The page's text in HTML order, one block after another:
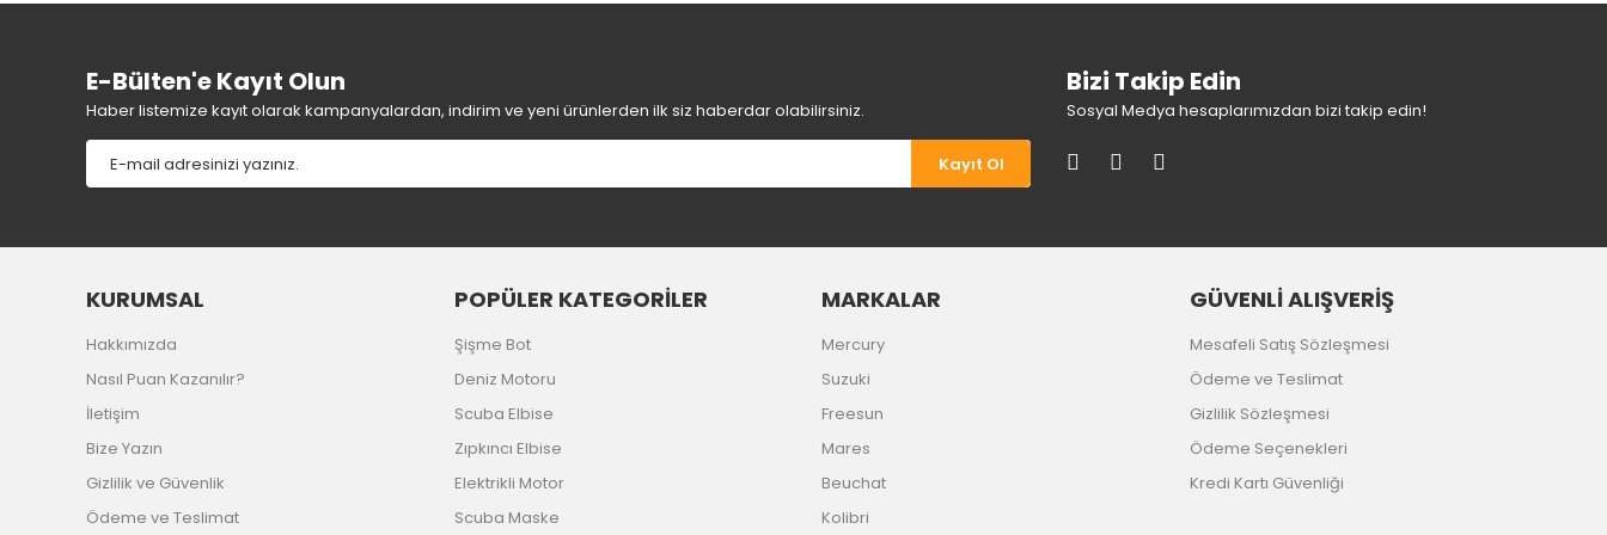
Ürün resmi kalitesiz, bozuk veya görüntülenemiyor.
Ürün bilgilerinde hatalar bulunuyor.
Ürün fiyatı diğer sitelerden daha pahalı.
Bu ürüne benzer farklı alternatifler olmalı.
Gönder
E-Bülten'e Kayıt Olun
Haber listemize kayıt olarak kampanyalardan, indirim ve yeni ürünlerden ilk siz haberdar olabilirsiniz.
Kayıt Ol
Bizi Takip Edin
Sosyal Medya hesaplarımızdan bizi takip edin!
KURUMSAL
Hakkımızda
Nasıl Puan Kazanılır?
İletişim
Bize Yazın
Gizlilik ve Güvenlik
Ödeme ve Teslimat
POPÜLER KATEGORİLER
Şişme Bot
Deniz Motoru
Scuba Elbise
Zıpkıncı Elbise
Elektrikli Motor
Scuba Maske
MARKALAR
Mercury
Suzuki
Freesun
Mares
Beuchat
Kolibri
GÜVENLİ ALIŞVERİŞ
Mesafeli Satış Sözleşmesi
Ödeme ve Teslimat
Gizlilik Sözleşmesi
Ödeme Seçenekleri
Kredi Kartı Güvenliği